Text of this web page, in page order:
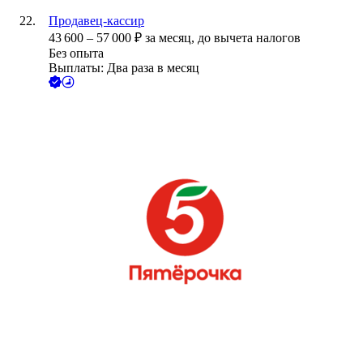
Продавец-кассир
43 600 – 57 000 ₽ за месяц, до вычета налогов
Без опыта
Выплаты: Два раза в месяц